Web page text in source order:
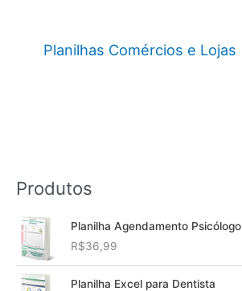
Planilhas Comércios e Lojas
Produtos
Planilha Agendamento Psicólogo
R$36,99
Planilha Excel para Dentista